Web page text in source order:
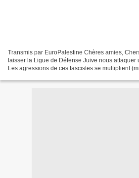
Transmis par EuroPalestine Chères amies,
laisser la Ligue de Défense Juive nous attaquer
Les agressions de ces fascistes se multiplient